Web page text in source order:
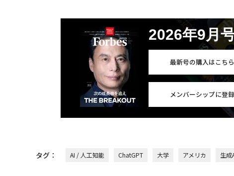
2026年9月
最新号の購入はこち
メンバーシップに登
タグ： AI / 人工知能 ChatGPT 大学 アメリカ 生成